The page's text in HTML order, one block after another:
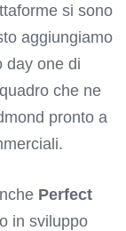
si sono
aggiungiamo
day one di
che ne
pronto a
Perfect
in sviluppo